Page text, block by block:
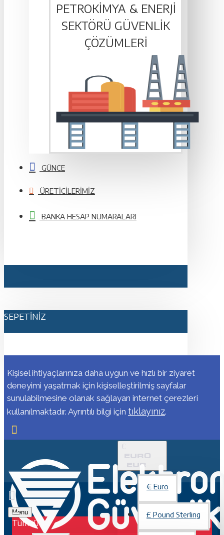
PETROKIMYA & ENERJI
SEKTÖRÜ GÜVENLIK
ÇÖZÜMLERI
GÜNCE
ÜRETICILERIMIZ
BANKA HESAP NUMARALARI
SEPETINIZ
Kişisel ihtiyaçlarınıza daha uygun ve hızlı bir ziyaret
deneyimi yaşatmak için kişiselleştirilmiş sayfalar
sunulabilmesine olanak sağlayan internet çerezleri
kullanılmaktadır. Ayrıntılı bilgi için tıklayınız.
€
EURO
EUR
€ Euro
£ Pound Sterling
Menu
Tümü